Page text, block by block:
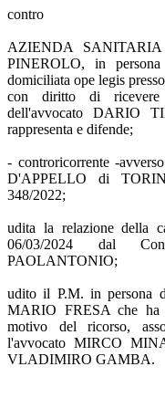
contro
AZIENDA
PINEROLO, in
domiciliata ope legis
con diritto di ricevere
dell'avvocato DARIO
rappresenta e difende;
- controricorrente -
D'APPELLO di
348/2022;
udita la relazione della
06/03/2024 dal
PAOLANTONIO;
udito il P.M. in persona
MARIO FRESA che ha
motivo del ricorso,
l'avvocato MIRCO
VLADIMIRO GAMBA.